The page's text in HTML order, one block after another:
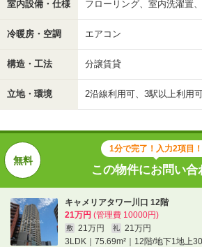
室内設備・仕様 フローリング、室内洗濯置
冷暖房・空調 エアコン
構造・工法 分譲賃貸
立地・環境 2沿線利用可、3駅以上利用
1分で完了！入力2項目！
この物件にお問い合
キャメリアタワー川口 12階
21万円 (管理費 10000円)
敷 21万円 礼
21万円
3LDK｜75.69m²｜12階/地下1地上